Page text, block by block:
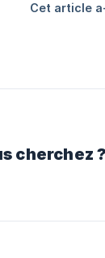
Cet article
cherchez ?